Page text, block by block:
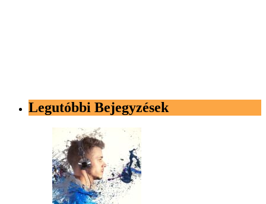
Legutóbbi Bejegyzések